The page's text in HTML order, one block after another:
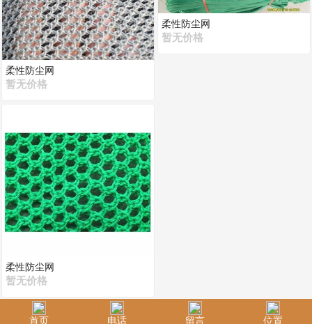
柔性防尘网
暂无价格
柔性防尘网
暂无价格
柔性防尘网
暂无价格
首页 电话 留言 位置